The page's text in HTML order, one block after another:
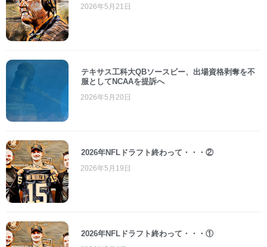
2026年5月21日
テキサス工科大QBソースビー、出場資格剥奪を不
服としてNCAAを提訴へ
2026年5月20日
2026年NFLドラフト終わって・・・②
2026年5月19日
2026年NFLドラフト終わって・・・①